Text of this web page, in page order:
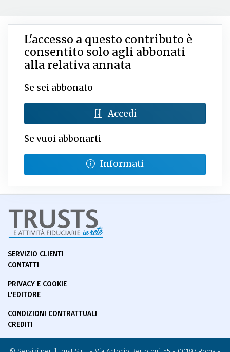
L'accesso a questo contributo è
consentito solo agli abbonati
alla relativa annata
Se sei abbonato
Accedi
Se vuoi abbonarti
Informati
SERVIZIO CLIENTI
CONTATTI
PRIVACY E COOKIE
L'EDITORE
CONDIZIONI CONTRATTUALI
CREDITI